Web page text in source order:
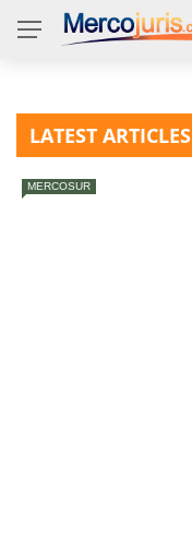
LATEST ARTICLES
MERCOSUR